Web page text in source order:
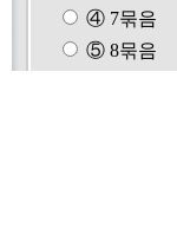
④ 7묶음
⑤ 8묶음